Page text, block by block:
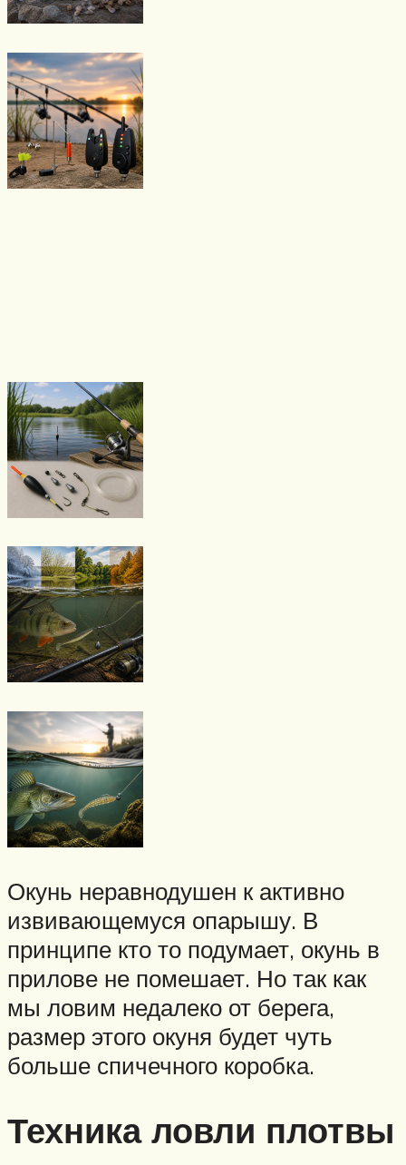
Окунь неравнодушен к активно
извивающемуся опарышу. В
принципе кто то подумает, окунь в
прилове не помешает. Но так как
мы ловим недалеко от берега,
размер этого окуня будет чуть
больше спичечного коробка.
Техника ловли плотвы